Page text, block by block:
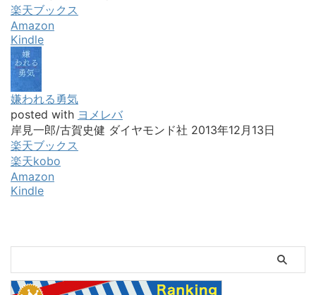
楽天ブックス
Amazon
Kindle
嫌われる勇気
posted with ヨメレバ
岸見一郎/古賀史健 ダイヤモンド社 2013年12月13日
楽天ブックス
楽天kobo
Amazon
Kindle